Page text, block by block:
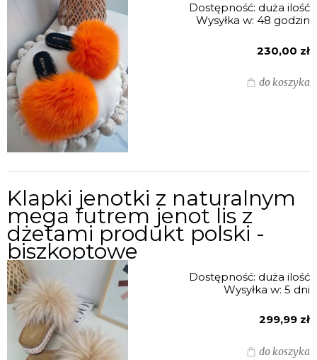
Dostępność: duża ilość
Wysyłka w: 48 godzin
230,00 zł
do koszyka
Klapki jenotki z naturalnym
mega futrem jenot lis z
dżetami produkt polski -
biszkoptowe
Dostępność: duża ilość
Wysyłka w: 5 dni
299,99 zł
do koszyka